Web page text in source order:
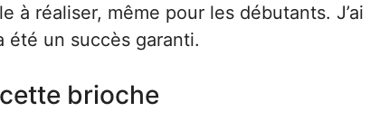
à réaliser, même pour les débutants. J’ai
un succès garanti.
brioche